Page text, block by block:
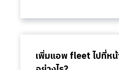
เพิ่มแอพ fleet ไปที่ห